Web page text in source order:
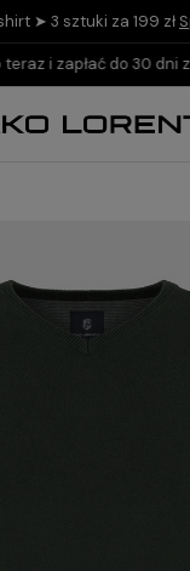
➤ 3 sztuki za 199 zł
i zapłać do 30 dni z